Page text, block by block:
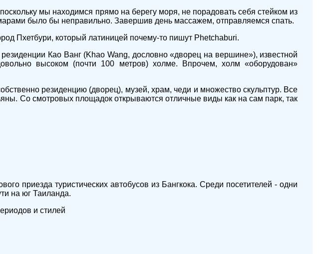
мы находимся прямо на берегу моря, не порадовать себя стейком из
было бы неправильно. Завершив день массажем, отправляемся спать.
Пхетбури, который латиницей почему-то пишут Phetchaburi.
Као Ванг (Khao Wang, дословно «дворец на вершине»), известной
высоком (почти 100 метров) холме. Впрочем, холм «оборудован»
резиденцию (дворец), музей, храм, чеди и множество скульптур. Все
Со смотровых площадок открываются отличные виды как на сам парк, так
приезда туристических автобусов из Бангкока. Среди посетителей - одни
на юг Таиланда.
и стилей